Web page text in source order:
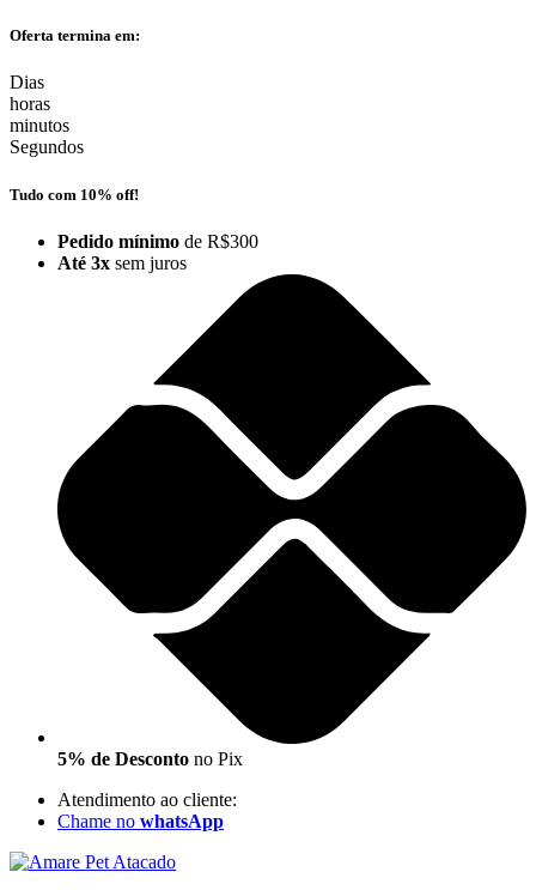
Ir
o
conteúdo
Oferta termina em:
Dias
horas
minutos
Segundos
Tudo com 10% off!
Pedido mínimo de R$300
Até 3x sem juros
5% de Desconto no Pix
Atendimento ao cliente:
Chame no whatsApp